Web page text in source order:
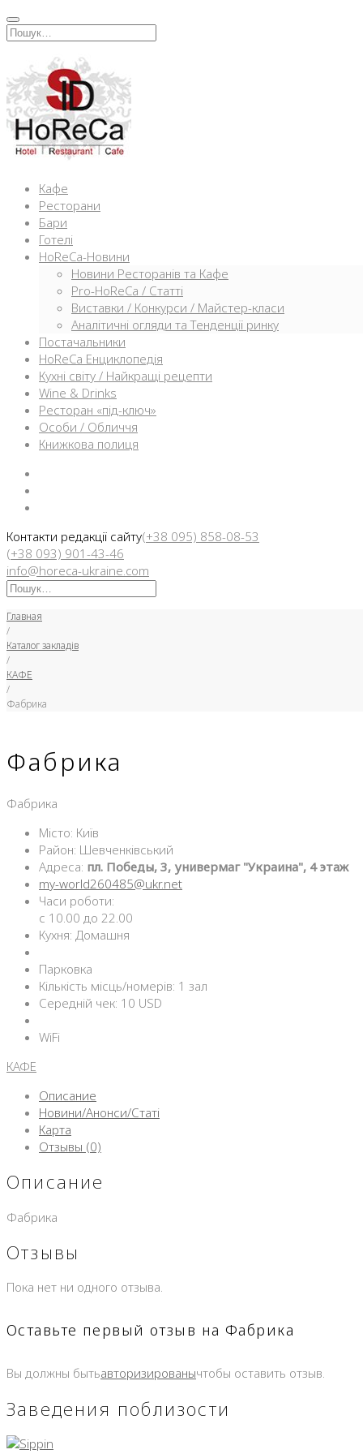
Перейти
кИскать:
Кафе
Ресторани
Бари
Готелі
HoReCa-Новини
Новини Ресторанів та Кафе
Pro-HoReCa / Статті
Виставки / Конкурси / Майстер-класи
Аналітичні огляди та Тенденції ринку
Постачальники
HoReCa Енциклопедія
Кухні світу / Найкращі рецепти
Wine & Drinks
Ресторан «під-ключ»
Особи / Обличчя
Книжкова полиця
Контакти редакції сайту(+38 095) 858-08-53
(+38 093) 901-43-46
info@horeca-ukraine.com
Искать:
Главная
/
Каталог закладів
/
КАФЕ
/
Фабрика
Фабрика
Фабрика
Місто: Київ
Район: Шевченківський
Адреса: пл. Победы, 3, универмаг "Украина", 4 этаж
my-world260485@ukr.net
Часи роботи:
с 10.00 до 22.00
Кухня: Домашня
Парковка
Кількість місць/номерів: 1 зал
Середній чек: 10 USD
WiFi
КАФЕ
Описание
Новини/Анонси/Статі
Карта
Отзывы (0)
Описание
Фабрика
Отзывы
Пока нет ни одного отзыва.
Оставьте первый отзыв на Фабрика
Вы должны бытьавторизированычтобы оставить отзыв.
Заведения поблизости